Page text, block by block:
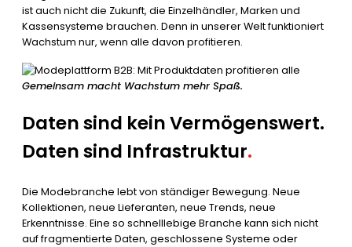
ist auch nicht die Zukunft, die Einzelhändler, Marken und
Kassensysteme brauchen. Denn in unserer Welt funktioniert
Wachstum nur, wenn alle davon profitieren.
Gemeinsam macht Wachstum mehr Spaß.
Daten sind kein Vermögenswert.
Daten sind Infrastruktur.
Die Modebranche lebt von ständiger Bewegung. Neue
Kollektionen, neue Lieferanten, neue Trends, neue
Erkenntnisse. Eine so schnelllebige Branche kann sich nicht
auf fragmentierte Daten, geschlossene Systeme oder